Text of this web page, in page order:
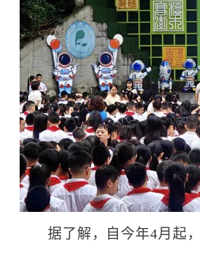
据了解，自今年4月起